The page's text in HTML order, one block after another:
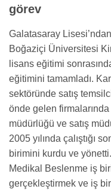
görev
Galatasaray
Boğaziçi Üniversitesi
lisans eğitimi
eğitimini tamamladı.
sektöründe satış
önde gelen
müdürlüğü ve satış
2005 yılında çalıştığı
birimini kurdu ve yönetti.
Medikal Beslenme iş
gerçekleştirmek ve iş